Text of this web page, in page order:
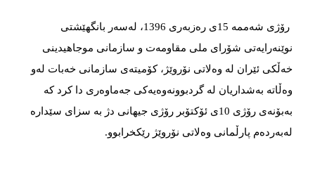
رۆژی شەممە 15ی رەزبەری 1396، لەسەر بانگهێشتی
نوێنەرایەتی شۆرای ملی مقاومەت و سازمانی موجاهیدینی
خەڵکی ئێران لە وەلاتی نۆروێژ، کۆمیتەی سازمانی خەبات لەو
وەڵاتە بەشداریان لە گردبوونەوەیەکی جەماوەری دا کرد کە
بەبۆنەی رۆژی 10ی ئۆکتۆبر رۆژی جیهانی دژ بە سزای سێدارە
لەبەردەم پارڵمانی وەلاتی نۆروێژ رێکخرابوو.